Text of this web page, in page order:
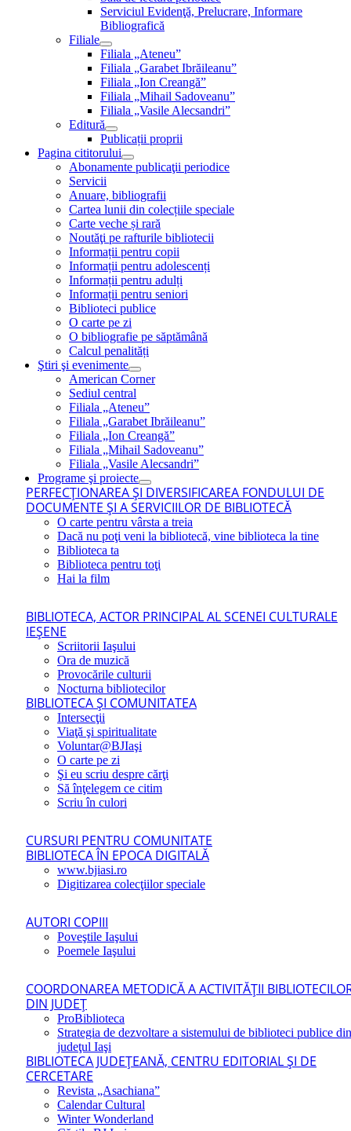
Serviciul Evidenţă, Prelucrare, Informare
Bibliografică
Filiale
Filiala „Ateneu”
Filiala „Garabet Ibrăileanu”
Filiala „Ion Creangă”
Filiala „Mihail Sadoveanu”
Filiala „Vasile Alecsandri”
Editură
Publicații proprii
Pagina cititorului
Abonamente publicaţii periodice
Servicii
Anuare, bibliografii
Cartea lunii din colecțiile speciale
Carte veche și rară
Noutăţi pe rafturile bibliotecii
Informații pentru copii
Informații pentru adolescenți
Informații pentru adulți
Informații pentru seniori
Biblioteci publice
O carte pe zi
O bibliografie pe săptămână
Calcul penalități
Ştiri şi evenimente
American Corner
Sediul central
Filiala „Ateneu”
Filiala „Garabet Ibrăileanu”
Filiala „Ion Creangă”
Filiala „Mihail Sadoveanu”
Filiala „Vasile Alecsandri”
Programe şi proiecte
PERFECŢIONAREA ŞI DIVERSIFICAREA FONDULUI DE
DOCUMENTE ŞI A SERVICIILOR DE BIBLIOTECĂ
O carte pentru vârsta a treia
Dacă nu poţi veni la bibliotecă, vine biblioteca la tine
Biblioteca ta
Biblioteca pentru toţi
Hai la film
BIBLIOTECA, ACTOR PRINCIPAL AL SCENEI CULTURALE
IEŞENE
Scriitorii Iaşului
Ora de muzică
Provocările culturii
Nocturna bibliotecilor
BIBLIOTECA ŞI COMUNITATEA
Intersecţii
Viaţă şi spiritualitate
Voluntar@BJIaşi
O carte pe zi
Şi eu scriu despre cărţi
Să înţelegem ce citim
Scriu în culori
CURSURI PENTRU COMUNITATE
BIBLIOTECA ÎN EPOCA DIGITALĂ
www.bjiasi.ro
Digitizarea colecţiilor speciale
AUTORI COPIII
Poveştile Iaşului
Poemele Iaşului
COORDONAREA METODICĂ A ACTIVITĂŢII
DIN JUDEŢ
ProBiblioteca
Strategia de dezvoltare a sistemului de biblioteci publice din
judeţul Iaşi
BIBLIOTECA JUDEŢEANĂ, CENTRU EDITORIAL ŞI DE
CERCETARE
Revista „Asachiana”
Calendar Cultural
Winter Wonderland